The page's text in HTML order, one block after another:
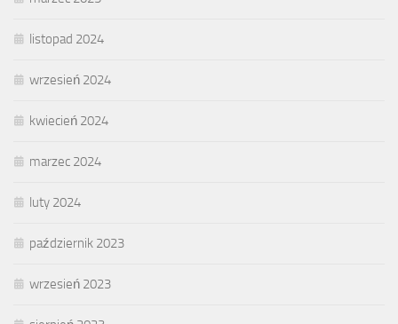
listopad 2024
wrzesień 2024
kwiecień 2024
marzec 2024
luty 2024
październik 2023
wrzesień 2023